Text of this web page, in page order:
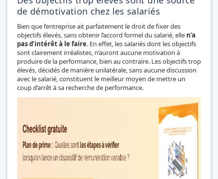
de démotivation chez les salariés
Bien que l’entreprise ait parfaitement le droit de fixer des
objectifs élevés, sans obtenir l’accord formel du salarié, elle n’a
pas d’intérêt à le faire. En effet, les salariés dont les objectifs
sont clairement irréalistes, n’auront aucune motivation à
produire de la performance, bien au contraire. Les objectifs trop
élevés, décidés de manière unilatérale, sans aucune discussion
avec le salarié, constituent le meilleur moyen de mettre un
coup d’arrêt à sa recherche de performance.